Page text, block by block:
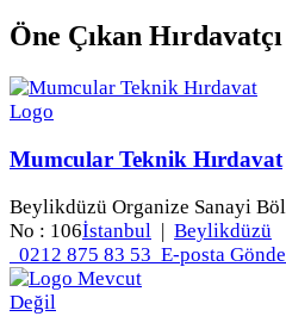
Öne Çıkan
Mumcular Teknik Hırdavat
Beylikdüzü Organize Sanayi
No : 106İstanbul | Beylikdüzü
0212 875 83 53 E-posta